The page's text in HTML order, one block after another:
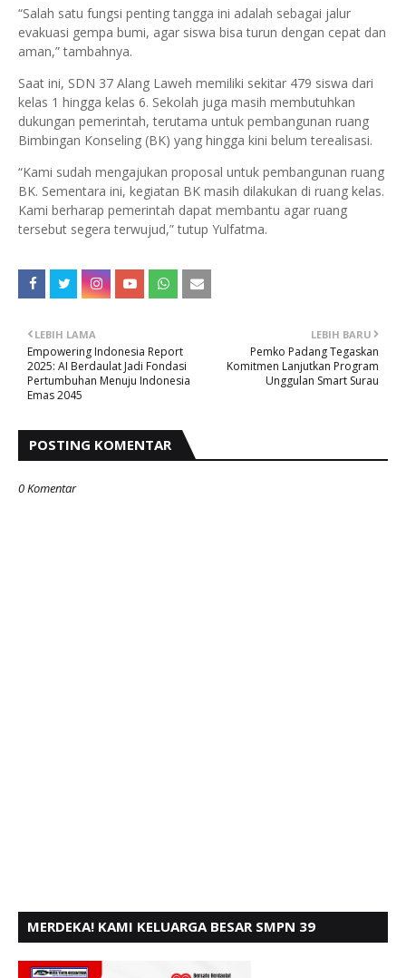
“Salah satu fungsi penting tangga ini adalah sebagai jalur
evakuasi gempa bumi, agar siswa bisa turun dengan cepat dan
aman,” tambahnya.
Saat ini, SDN 37 Alang Laweh memiliki sekitar 479 siswa dari
kelas 1 hingga kelas 6. Sekolah juga masih membutuhkan
dukungan pemerintah, terutama untuk pembangunan ruang
Bimbingan Konseling (BK) yang hingga kini belum terealisasi.
“Kami sudah mengajukan proposal untuk pembangunan ruang
BK. Sementara ini, kegiatan BK masih dilakukan di ruang kelas.
Kami berharap pemerintah dapat membantu agar ruang
tersebut segera terwujud,” tutup Yulfatma.
LEBIH BARU
Pemko Padang Tegaskan
Komitmen Lanjutkan Program
Unggulan Smart Surau
LEBIH LAMA
Empowering Indonesia Report
2025: AI Berdaulat Jadi Fondasi
Pertumbuhan Menuju Indonesia
Emas 2045
POSTING KOMENTAR
0 Komentar
MERDEKA! KAMI KELUARGA BESAR SMPN 39